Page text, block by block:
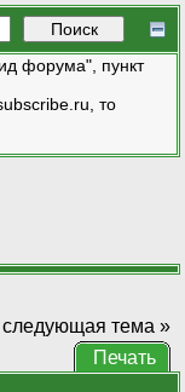
форума", пункт
то
следующая тема »
Печать